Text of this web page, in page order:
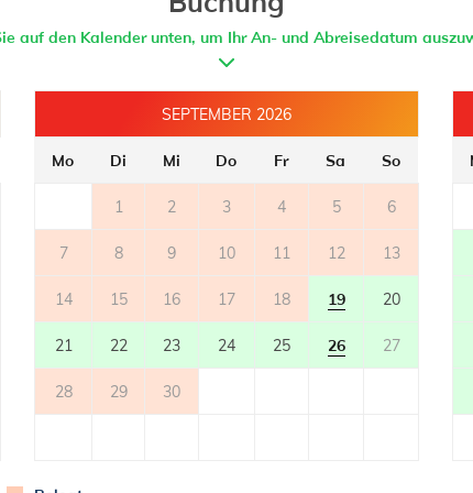
BADEZIMMER 1
- badezimmer mit toilette
- badezimmer mit toilette
- mit dusche
auf den Kalender unten, um Ihr An- und Abreisedatum
SEPTEMBER 2026
Mo Di Mi Do Fr Sa So
1 2 3 4 5 6
7 8 9 10 11 12 13
14 15 16 17 18 19 20
21 22 23 24 25 26 27
28 29 30